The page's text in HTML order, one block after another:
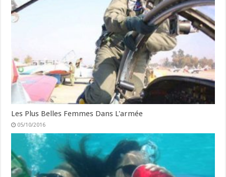
Les Plus Belles Femmes Dans L'armée
05/10/2016